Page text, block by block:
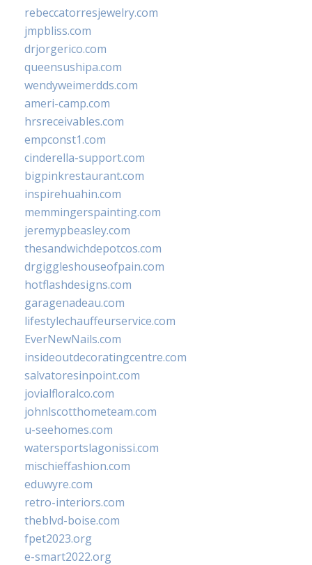
rebeccatorresjewelry.com
jmpbliss.com
drjorgerico.com
queensushipa.com
wendyweimerdds.com
ameri-camp.com
hrsreceivables.com
empconst1.com
cinderella-support.com
bigpinkrestaurant.com
inspirehuahin.com
memmingerspainting.com
jeremypbeasley.com
thesandwichdepotcos.com
drgiggleshouseofpain.com
hotflashdesigns.com
garagenadeau.com
lifestylechauffeurservice.com
EverNewNails.com
insideoutdecoratingcentre.com
salvatoresinpoint.com
jovialfloralco.com
johnlscotthometeam.com
u-seehomes.com
watersportslagonissi.com
mischieffashion.com
eduwyre.com
retro-interiors.com
theblvd-boise.com
fpet2023.org
e-smart2022.org